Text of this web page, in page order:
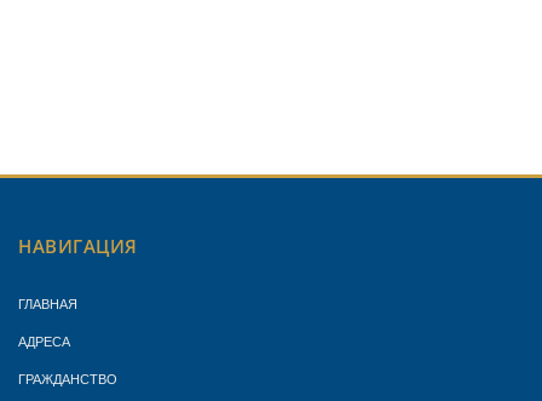
НАВИГАЦИЯ
ГЛАВНАЯ
АДРЕСА
ГРАЖДАНСТВО